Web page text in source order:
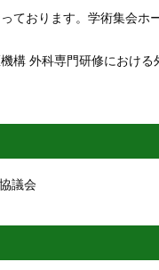
ております。学術集会ホ
構 外科専門研修におけ
議会